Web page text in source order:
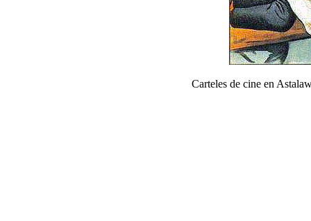
Carteles de cine en